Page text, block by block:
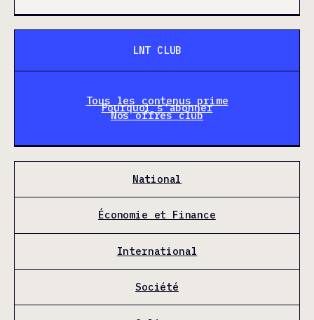
LNT CLUB
Tous les contenus prime
Pourquoi s'abonner
Nos offres club
National
Économie et Finance
International
Société